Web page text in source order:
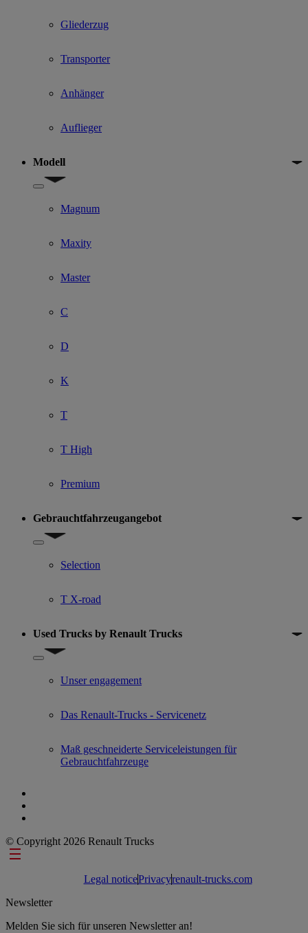
Gliederzug
Transporter
Anhänger
Auflieger
Modell
Show submenu for Modell
Magnum
Maxity
Master
C
D
K
T
T High
Premium
Gebrauchtfahrzeugangebot
Show submenu for Gebrauchtfahrzeugangebot
Selection
T X-road
Used Trucks by Renault Trucks
Show submenu for Used Trucks by Renault Trucks
Unser engagement
Das Renault-Trucks - Servicenetz
Maß geschneiderte Serviceleistungen für
Gebrauchtfahrzeuge
© Copyright 2026 Renault Trucks
Footer links
Legal noticePrivacyrenault-trucks.com
Newsletter
Melden Sie sich für unseren Newsletter an!